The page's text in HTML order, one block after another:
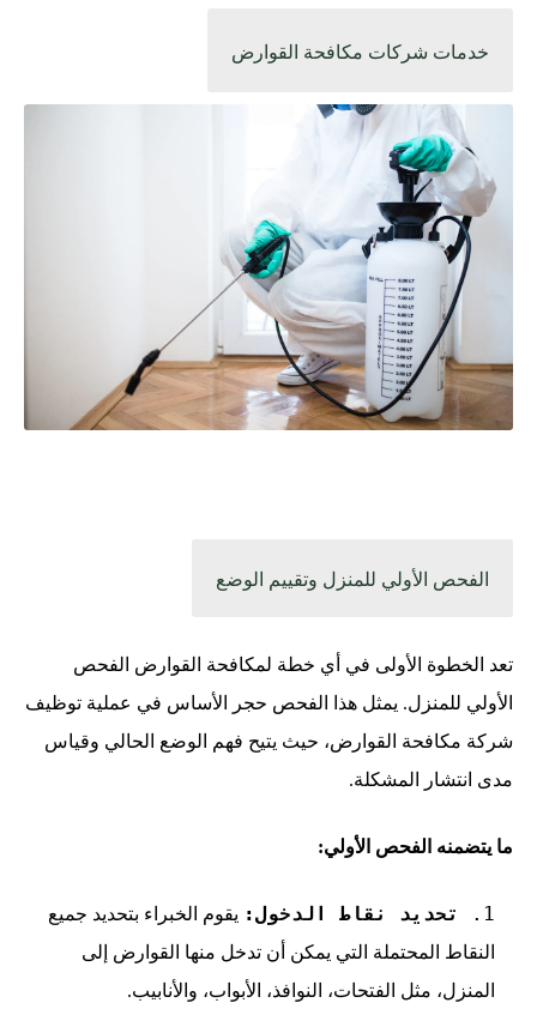
خدمات شركات مكافحة القوارض
الفحص الأولي للمنزل وتقييم الوضع
تعد الخطوة الأولى في أي خطة لمكافحة القوارض الفحص
الأولي للمنزل. يمثل هذا الفحص حجر الأساس في عملية توظيف
شركة مكافحة القوارض، حيث يتيح فهم الوضع الحالي وقياس
مدى انتشار المشكلة.
ما يتضمنه الفحص الأولي:
تحديد نقاط الدخول: يقوم الخبراء بتحديد جميع
النقاط المحتملة التي يمكن أن تدخل منها القوارض إلى
المنزل، مثل الفتحات، النوافذ، الأبواب، والأنابيب.